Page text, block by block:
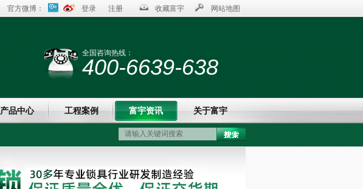
官方微博： 登录 注册 收藏富宇 网站地图
全国咨询热线：
400-6639-638
产品中心 工程案例 富宇资讯 关于富宇